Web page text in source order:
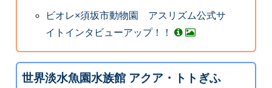
ビオレ×須坂市動物園 アスリズム公式サ
イトインタビューアップ！！
世界淡水魚園水族館 アクア・トトぎふ